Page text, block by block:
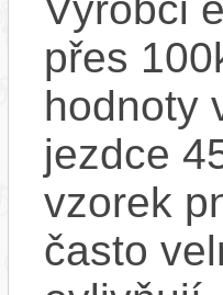
přes
hodnoty
jezdce
vzorek
často